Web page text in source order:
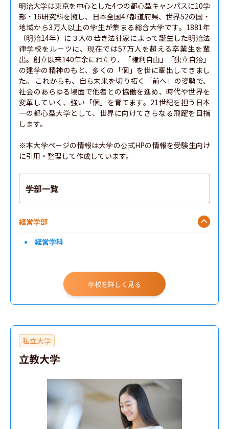
明治大学は東京を中心とした4つの都心型キャンパスに10学
部・16研究科を擁し、日本全国47都道府県、世界52の国・
地域から3万人以上の学生が集まる総合大学です。1881年
（明治14年）に３人の若き法律家によって誕生した明治法
律学校をルーツに、現在では57万人を超える卒業生を輩
出。創立以来140年余にわたり、「権利自由」「独立自治」
の建学の精神のもと、多くの「個」を世に輩出してきまし
た。 これからも、自ら未来を切り拓く「前へ」の姿勢で、
社会のあらゆる場面で他者との協働を進め、時代や世界を
変革していく、強い「個」を育てます。21世紀を担う日本
一の都心型大学として、世界に向けてさらなる飛躍を目指
します。
※本大学ページの情報は大学の公式HPの情報を受験生向け
に引用・整理して作成しています。
学部一覧
経営学部
経営学科
学校を詳しく見る
私立大学
立教大学